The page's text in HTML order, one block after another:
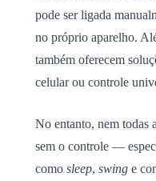
pode ser ligada
no próprio aparelho.
também oferecem
celular ou controle
No entanto, nem todas
sem o controle —
como sleep, swing e